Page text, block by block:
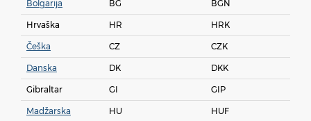
Bolgarija BG BGN
Hrvaška HR HRK
Češka CZ CZK
Danska DK DKK
Gibraltar GI GIP
Madžarska HU HUF